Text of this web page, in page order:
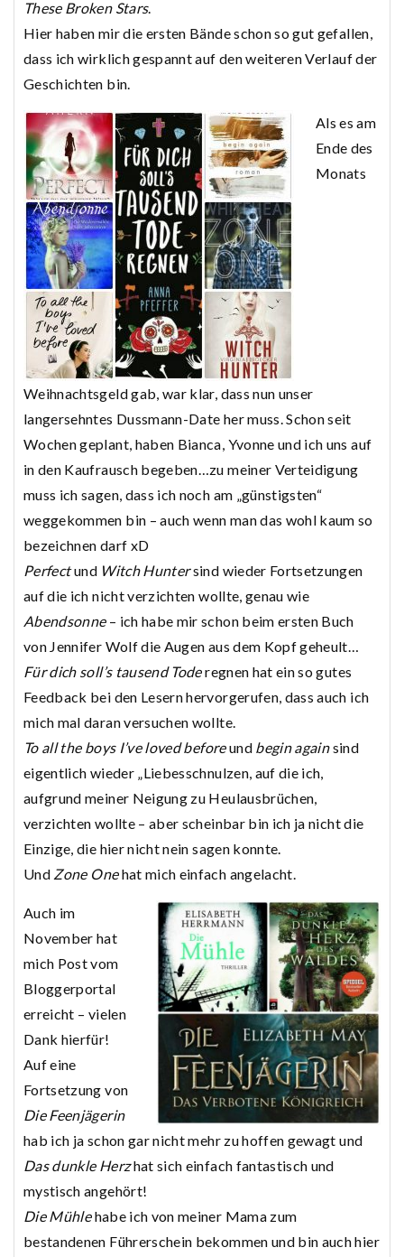
These Broken Stars.
Hier haben mir die ersten Bände schon so gut gefallen,
dass ich wirklich gespannt auf den weiteren Verlauf der
Geschichten bin.
Als es am
Ende des
Monats
Weihnachtsgeld gab, war klar, dass nun unser
langersehntes Dussmann-Date her muss. Schon seit
Wochen geplant, haben Bianca, Yvonne und ich uns auf
in den Kaufrausch begeben…zu meiner Verteidigung
muss ich sagen, dass ich noch am „günstigsten“
weggekommen bin – auch wenn man das wohl kaum so
bezeichnen darf xD
Perfectund Witch Huntersind wieder Fortsetzungen
auf die ich nicht verzichten wollte, genau wie
Abendsonne– ich habe mir schon beim ersten Buch
von Jennifer Wolf die Augen aus dem Kopf geheult…
Für dich soll’s tausend Toderegnen hat ein so gutes
Feedback bei den Lesern hervorgerufen, dass auch ich
mich mal daran versuchen wollte.
To all the boys I’ve loved beforeund begin againsind
eigentlich wieder „Liebesschnulzen, auf die ich,
aufgrund meiner Neigung zu Heulausbrüchen,
verzichten wollte – aber scheinbar bin ich ja nicht die
Einzige, die hier nicht nein sagen konnte.
Und Zone Onehat mich einfach angelacht.
Auch im
November hat
mich Post vom
Bloggerportal
erreicht – vielen
Dank hierfür!
Auf eine
Fortsetzung von
Die Feenjägerin
hab ich ja schon gar nicht mehr zu hoffen gewagt und
Das dunkle Herzhat sich einfach fantastisch und
mystisch angehört!
Die Mühlehabe ich von meiner Mama zum
bestandenen Führerschein bekommen und bin auch hier